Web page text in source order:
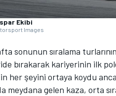
Ekibi
Images
sonunun sıralama
bırakarak kariyerinin ilk
her şeyini ortaya koydu
meydana gelen kaza, orta